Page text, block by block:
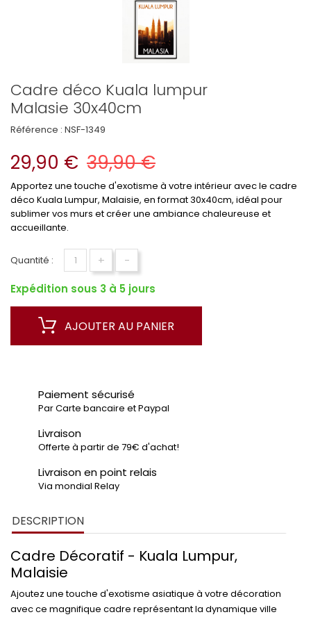
Cadre déco Kuala lumpur
Malasie 30x40cm
Référence : NSF-1349
29,90 € 39,90 €
Apportez une touche d'exotisme à votre intérieur avec le cadre
déco Kuala Lumpur, Malaisie, en format 30x40cm, idéal pour
sublimer vos murs et créer une ambiance chaleureuse et
accueillante.
Quantité : +
-
Expédition sous 3 à 5 jours
AJOUTER AU PANIER
Paiement sécurisé
Par Carte bancaire et Paypal
Livraison
Offerte à partir de 79€ d'achat!
Livraison en point relais
Via mondial Relay
DESCRIPTION
Cadre Décoratif - Kuala Lumpur,
Malaisie
Ajoutez une touche d'exotisme asiatique à votre décoration
avec ce magnifique cadre représentant la dynamique ville